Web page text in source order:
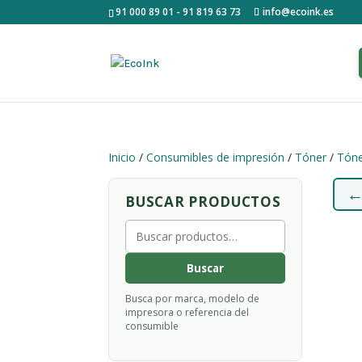
91 000 89 01 - 91 819 63 73 info@ecoink.es
Inicio /Consumibles de impresión / Tóner /
BUSCAR PRODUCTOS
Buscar
por:
Buscar
Busca por marca, modelo de
impresora o referencia del
consumible